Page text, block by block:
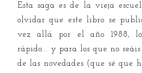
Esta saga es de la vieja
olvidar que este libro se
vez allá por el año 1988,
rápido... y para los que no
de las novedades (que sé que